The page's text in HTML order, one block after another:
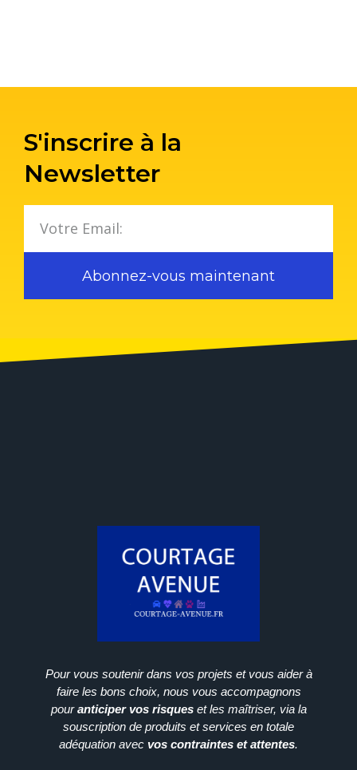
S'inscrire à la
Newsletter
Abonnez-vous maintenant
Pour vous soutenir dans vos projets et vous aider à
faire les bons choix, nous vous accompagnons
pouranticiper vos risqueset les maîtriser, via la
souscription de produits et services en totale
adéquation avec vos contraintes et attentes.